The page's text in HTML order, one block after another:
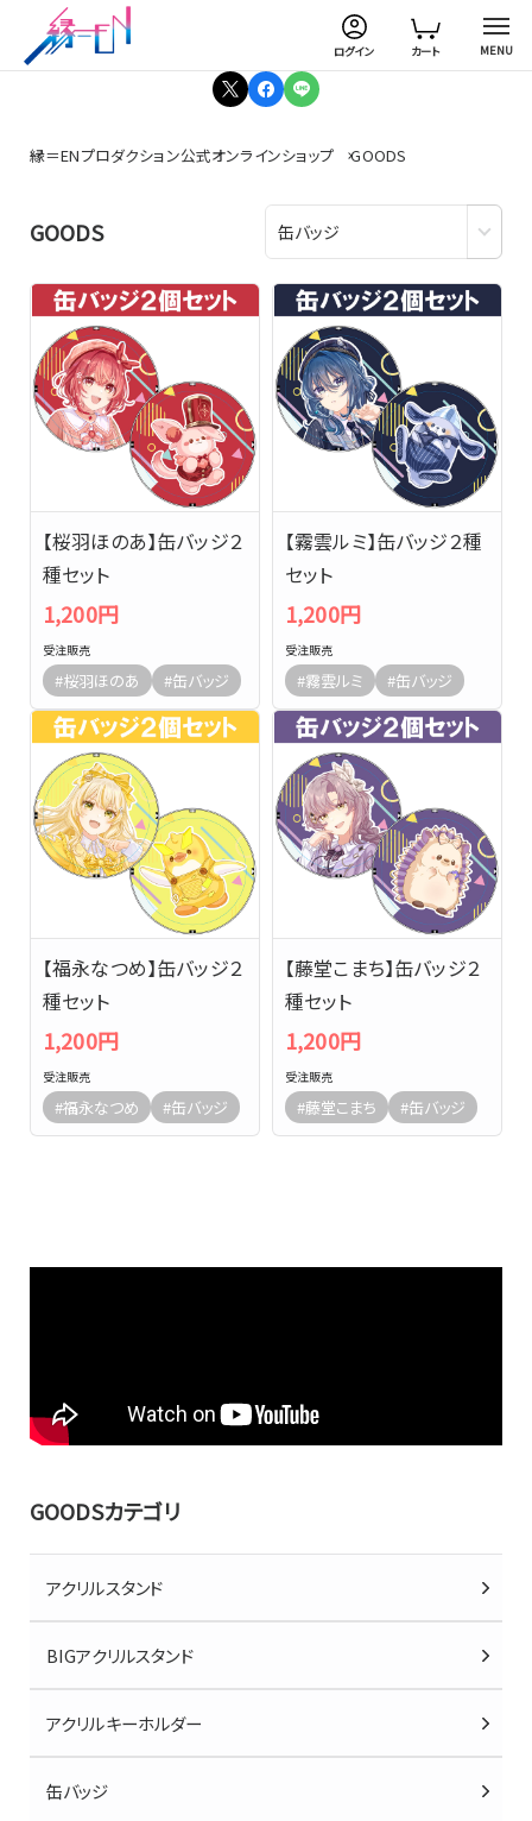
ログイン カート MENU
縁＝ENプロダクション公式オンラインショップ GOODS
GOODS
【桜羽ほのあ】缶バッジ２
種セット
1,200円
受注販売
#桜羽ほのあ #缶バッジ
【霧雲ルミ】缶バッジ２種
セット
1,200円
受注販売
#霧雲ルミ #缶バッジ
【福永なつめ】缶バッジ２
種セット
1,200円
受注販売
#福永なつめ #缶バッジ
【藤堂こまち】缶バッジ２
種セット
1,200円
受注販売
#藤堂こまち #缶バッジ
GOODSカテゴリ
アクリルスタンド
BIGアクリルスタンド
アクリルキーホルダー
缶バッジ